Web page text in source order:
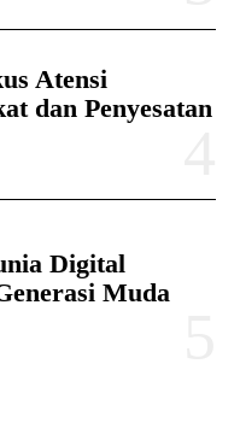
Atensi
dan Penyesatan
Digital
Muda